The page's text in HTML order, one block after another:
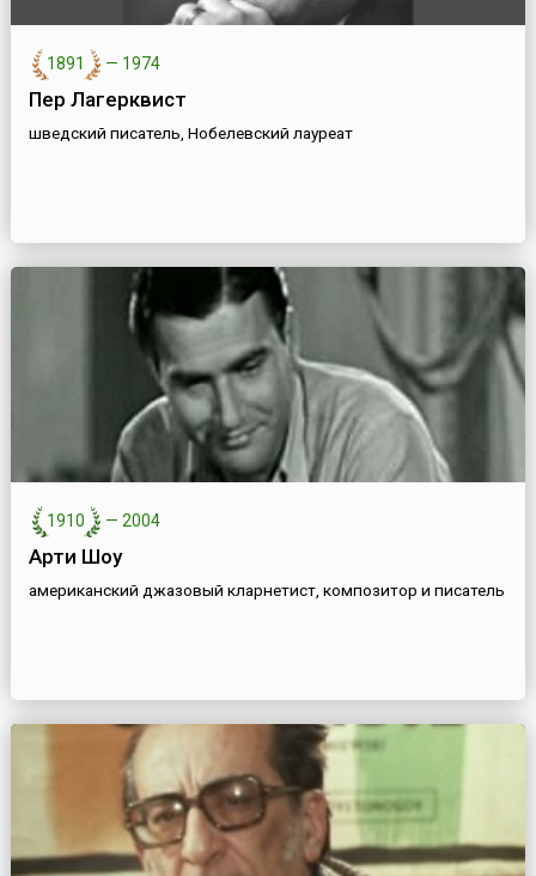
1891 — 1974
Пер Лагерквист
шведский писатель, Нобелевский лауреат
1910 — 2004
Арти Шоу
американский джазовый кларнетист, композитор и писатель